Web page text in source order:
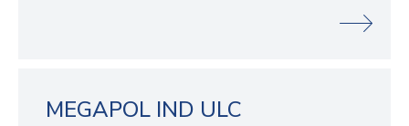
MEGAPOL IND ULC